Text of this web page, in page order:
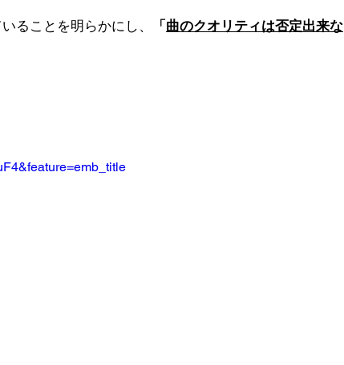
ることを明らかにし、 「 曲のクオリティは否定出来な